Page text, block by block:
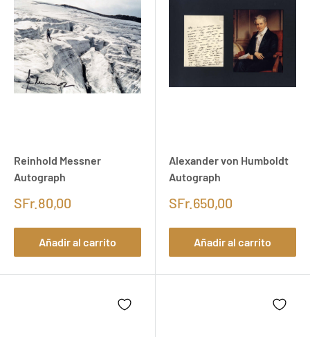
Reinhold Messner
Autograph
SFr.80,00
Añadir al carrito
Alexander von Humboldt
Autograph
SFr.650,00
Añadir al carrito